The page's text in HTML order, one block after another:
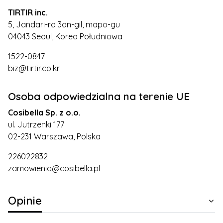
TIRTIR inc.
5, Jandari-ro 3an-gil, mapo-gu
04043 Seoul, Korea Południowa
1522-0847
biz@tirtir.co.kr
Osoba odpowiedzialna na terenie UE
Cosibella Sp. z o.o.
ul. Jutrzenki 177
02-231 Warszawa, Polska
226022832
zamowienia@cosibella.pl
Opinie